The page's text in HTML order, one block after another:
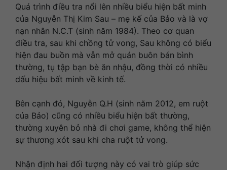
Quá trình điều tra nổi lên nhiều biểu hiện bất minh
của Nguyễn Thị Kim Sau – mẹ kế của Bảo và là vợ
nạn nhân N.C.T (sinh năm 1984). Theo cơ quan
điều tra, sau khi chồng tử vong, Sau không có biểu
hiện đau buồn mà vẫn mở quán buôn bán bình
thường, tụ tập bạn bè ăn nhậu, đồng thời có nhiều
dấu hiệu bất minh về kinh tế.
Bên cạnh đó, Nguyễn Q.H (sinh năm 2012, em ruột
của Bảo) cũng có nhiều biểu hiện bất thường,
thường xuyên bỏ nhà đi chơi game, không thể hiện
sự thương xót sau khi cha ruột tử vong.
Nhận định hai đối tượng này có vai trò giúp sức